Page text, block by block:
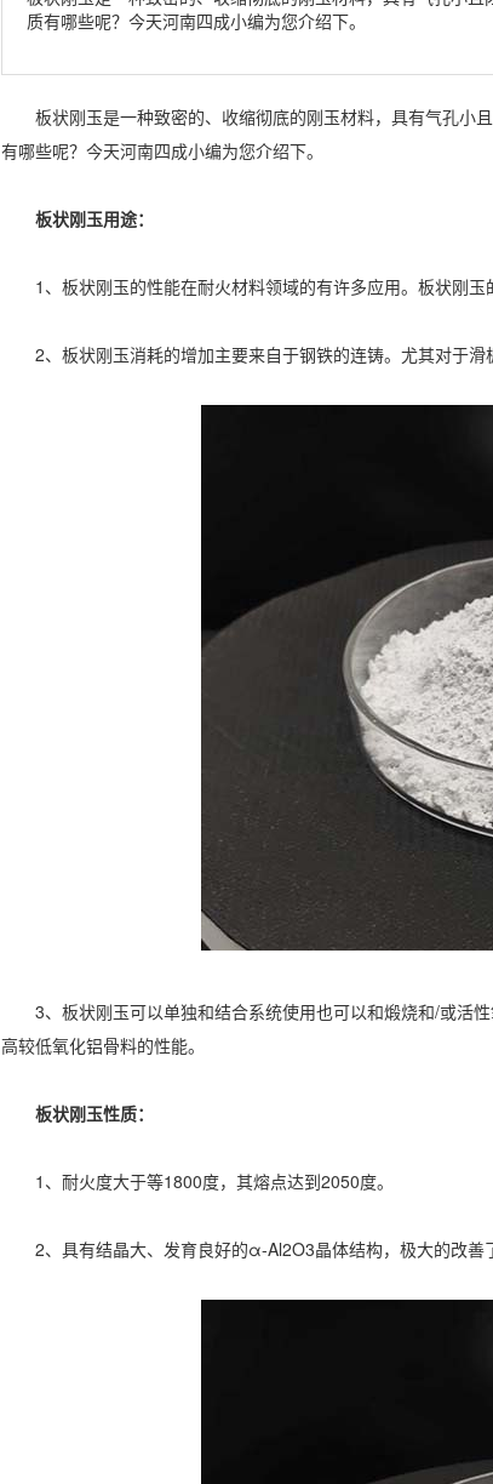
质有哪些呢？今天河南四成小编为您介绍下。
板状刚玉是一种致密的、收缩彻底的刚玉材料，具有气孔小
有哪些呢？今天河南四成小编为您介绍下。
板状刚玉用途：
1、板状刚玉的性能在耐火材料领域的有许多应用。板状刚玉
2、板状刚玉消耗的增加主要来自于钢铁的连铸。尤其对于滑
3、板状刚玉可以单独和结合系统使用也可以和煅烧和/或活性
高较低氧化铝骨料的性能。
板状刚玉性质：
1、耐火度大于等1800度，其熔点达到2050度。
2、具有结晶大、发育良好的α-Al2O3晶体结构，极大的改善